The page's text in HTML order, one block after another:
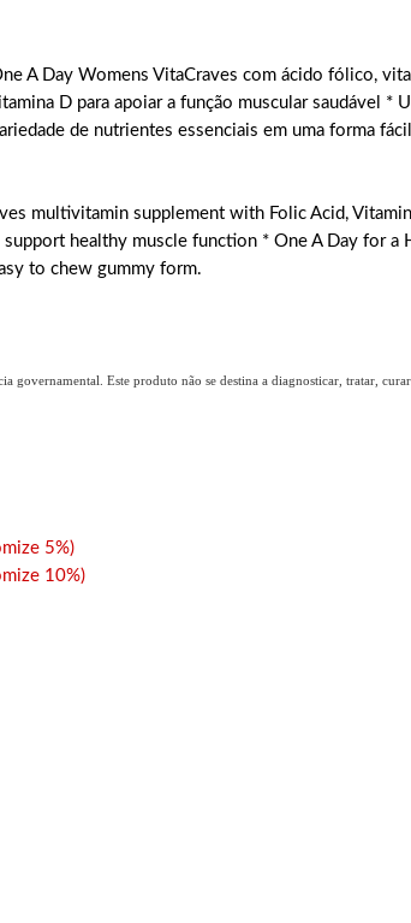
A Day Womens VitaCraves com ácido fólico,
D para apoiar a função muscular saudável
de nutrientes essenciais em uma forma
multivitamin supplement with Folic Acid,
healthy muscle function * One A Day for a
to chew gummy form.
governamental. Este produto não se destina a diagnosticar, tratar,
5%)
10%)